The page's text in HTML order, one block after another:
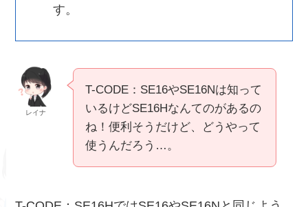
す。
レイナ
T-CODE：SE16やSE16Nは知って
いるけどSE16Hなんてのがあるの
ね！便利そうだけど、どうやって
使うんだろう…。